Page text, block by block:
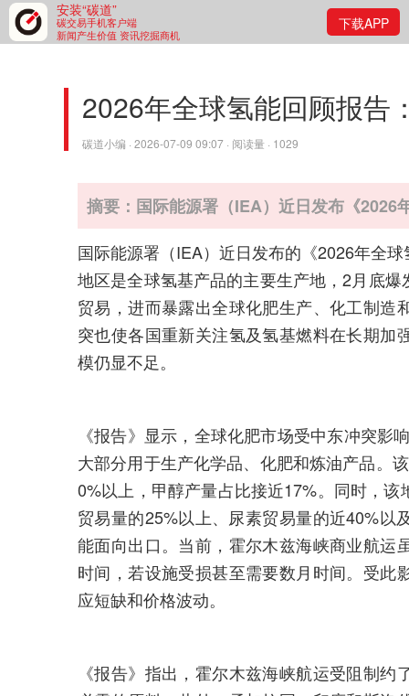
安装“碳道”
碳交易手机客户端
新闻产生价值 资讯挖掘商机
下载APP
2026年全球氢能回顾报告
碳道小编 · 2026-07-09 09:07 · 阅读量 · 1029
摘要：国际能源署（IEA）近日发布《2026
国际能源署（IEA）近日发布的《2026年全
地区是全球氢基产品的主要生产地，2月底
贸易，进而暴露出全球化肥生产、化工制造
突也使各国重新关注氢及氢基燃料在长期加
模仍显不足。
《报告》显示，全球化肥市场受中东冲突
大部分用于生产化学品、化肥和炼油产品。
0%以上，甲醇产量占比接近17%。同时，
贸易量的25%以上、尿素贸易量的近40%以
能面向出口。当前，霍尔木兹海峡商业航运
时间，若设施受损甚至需要数月时间。受此
应短缺和价格波动。
《报告》指出，霍尔木兹海峡航运受阻制